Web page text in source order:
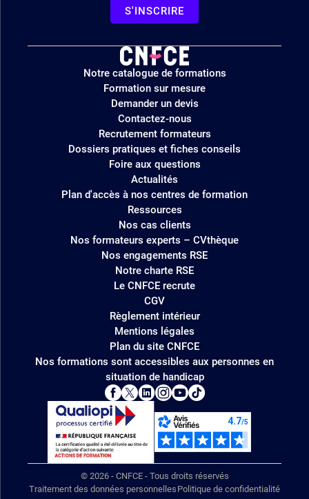
S'INSCRIRE
Logo
site
Notre catalogue de formations
Formation sur mesure
Demander un devis
Contactez-nous
Recrutement formateurs
Dossiers pratiques et fiches conseils
Foire aux questions
Actualités
Plan d'accès à nos centres de formation
Ressources
Nos cas clients
Nos formateurs experts – CVthèque
Nos engagements RSE
Notre charte RSE
Le CNFCE recrute
CGV
Règlement intérieur
Mentions légales
Plan du site CNFCE
Nos formations sont accessibles aux personnes en
situation de handicap
© 2026 - CNFCE - Tous droits réservés
Traitement des données personnelles Politique de confidentialité